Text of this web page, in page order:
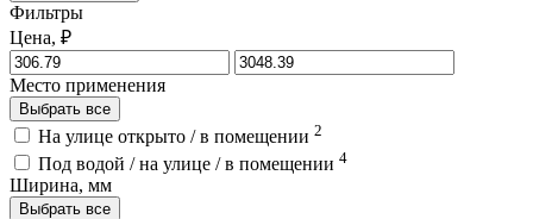
Фильтры
Цена, ₽
Место применения
Выбрать все
На улице открыто / в помещении 2
Под водой / на улице / в помещении 4
Ширина, мм
Выбрать все